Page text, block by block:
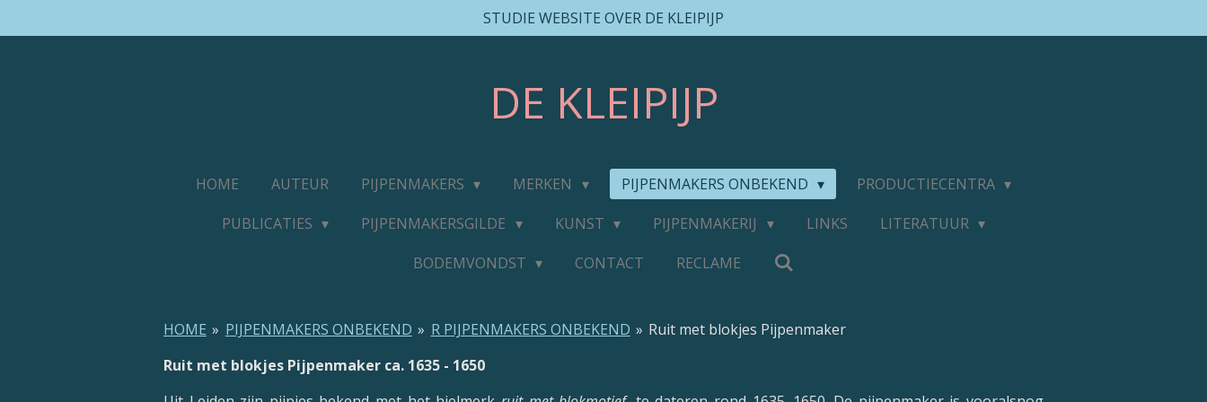
direct
STUDIE WEBSITE OVER DE KLEIPIJP
DE KLEIPIJP
HOME AUTEUR PIJPENMAKERS MERKEN PIJPENMAKERS ONBEKEND
PRODUCTIECENTRA
PUBLICATIES
PIJPENMAKERSGILDE KUNST PIJPENMAKERIJ LINKS
LITERATUUR
BODEMVONDST
CONTACT RECLAME
HOME » PIJPENMAKERS ONBEKEND » R PIJPENMAKERS ONBEKEND » Ruit met blokjes Pijpenmaker
Ruit met blokjes Pijpenmaker ca. 1635 - 1650